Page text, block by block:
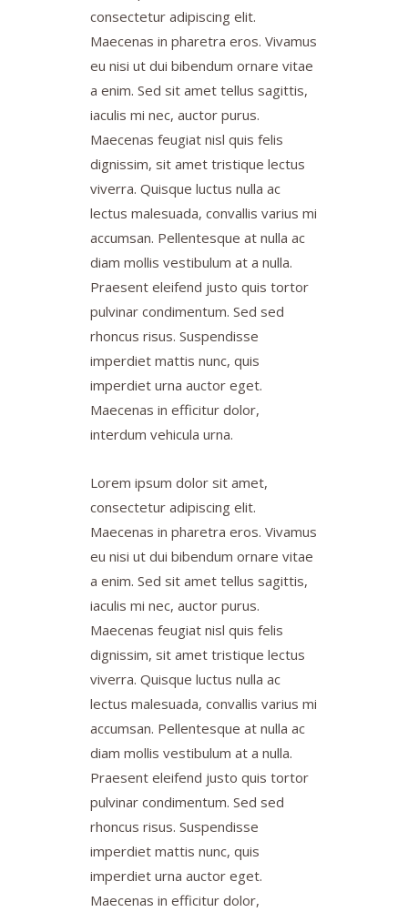
consectetur adipiscing elit.
Maecenas in pharetra eros. Vivamus
eu nisi ut dui bibendum ornare vitae
a enim. Sed sit amet tellus sagittis,
iaculis mi nec, auctor purus.
Maecenas feugiat nisl quis felis
dignissim, sit amet tristique lectus
viverra. Quisque luctus nulla ac
lectus malesuada, convallis varius mi
accumsan. Pellentesque at nulla ac
diam mollis vestibulum at a nulla.
Praesent eleifend justo quis tortor
pulvinar condimentum. Sed sed
rhoncus risus. Suspendisse
imperdiet mattis nunc, quis
imperdiet urna auctor eget.
Maecenas in efficitur dolor,
interdum vehicula urna.
Lorem ipsum dolor sit amet,
consectetur adipiscing elit.
Maecenas in pharetra eros. Vivamus
eu nisi ut dui bibendum ornare vitae
a enim. Sed sit amet tellus sagittis,
iaculis mi nec, auctor purus.
Maecenas feugiat nisl quis felis
dignissim, sit amet tristique lectus
viverra. Quisque luctus nulla ac
lectus malesuada, convallis varius mi
accumsan. Pellentesque at nulla ac
diam mollis vestibulum at a nulla.
Praesent eleifend justo quis tortor
pulvinar condimentum. Sed sed
rhoncus risus. Suspendisse
imperdiet mattis nunc, quis
imperdiet urna auctor eget.
Maecenas in efficitur dolor,